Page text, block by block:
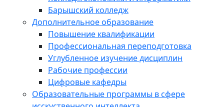
Барышский колледж
Дополнительное образование
Повышение квалификации
Профессиональная переподготовка
Углубленное изучение дисциплин
Рабочие профессии
Цифровые кафедры
Образовательные программы в сфере